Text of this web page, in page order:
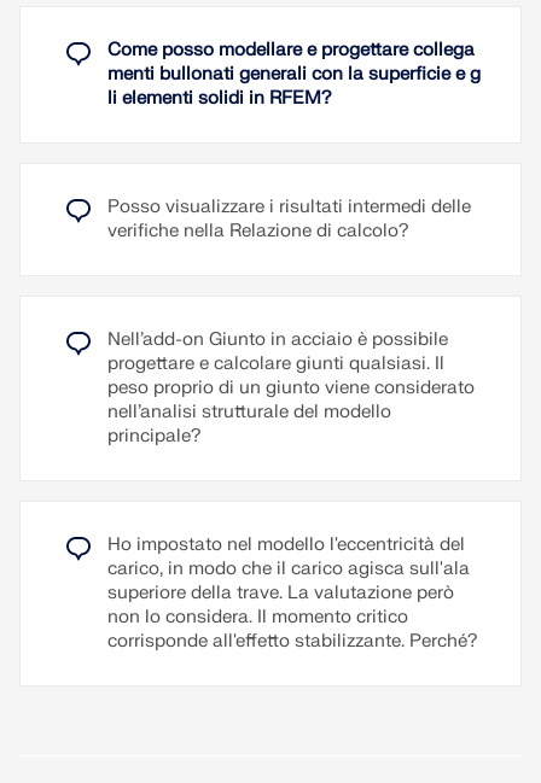
Visualizzare le classi della sezione per aste,
rappresentanti di aste o rappresentanti di
insiemi di aste
dettagli di verifica per i singoli punti di verifica, per
scoprire quale classe della sezione è presente,
Come posso modellare e progettare collega
menti bullonati generali con la superficie e g
li elementi solidi in RFEM?
Posso visualizzare i risultati intermedi delle
verifiche nella Relazione di calcolo?
Nell’add-on Giunto in acciaio è possibile
progettare e calcolare giunti qualsiasi. Il
peso proprio di un giunto viene considerato
nell’analisi strutturale del modello
principale?
Ho impostato nel modello l'eccentricità del
carico, in modo che il carico agisca sull'ala
superiore della trave. La valutazione però
non lo considera. Il momento critico
corrisponde all'effetto stabilizzante. Perché?